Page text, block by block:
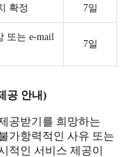
확정 7일
또는 e-mail
7일
공 안내)
공받기를 희망하는
가항력적인 사유 또는
적인 서비스 제공이